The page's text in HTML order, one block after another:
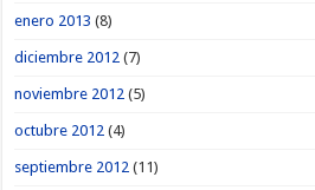
enero 2013 (8)
diciembre 2012 (7)
noviembre 2012 (5)
octubre 2012 (4)
septiembre 2012 (11)